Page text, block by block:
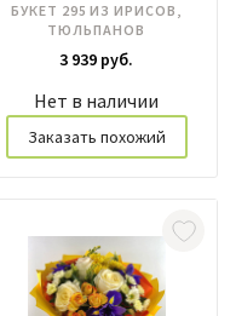
БУКЕТ 295 ИЗ ИРИСОВ,
ТЮЛЬПАНОВ
3 939 руб.
Нет в наличии
Заказать похожий